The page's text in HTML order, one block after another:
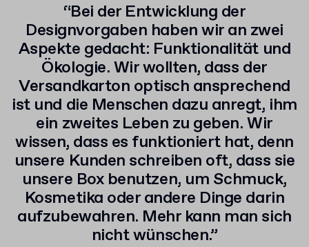
“Bei der Entwicklung der
Designvorgaben haben wir an zwei
Aspekte gedacht: Funktionalität und
Ökologie. Wir wollten, dass der
Versandkarton optisch ansprechend
ist und die Menschen dazu anregt, ihm
ein zweites Leben zu geben. Wir
wissen, dass es funktioniert hat, denn
unsere Kunden schreiben oft, dass sie
unsere Box benutzen, um Schmuck,
Kosmetika oder andere Dinge darin
aufzubewahren. Mehr kann man sich
nicht wünschen.”